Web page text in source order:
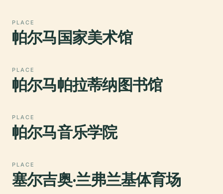
PLACE
帕尔马国家美术馆
PLACE
帕尔马帕拉蒂纳图书馆
PLACE
帕尔马音乐学院
PLACE
塞尔吉奥·兰弗兰基体育场